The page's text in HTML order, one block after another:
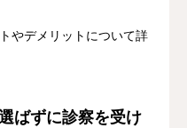
やデメリットについて詳
ばずに診察を受け